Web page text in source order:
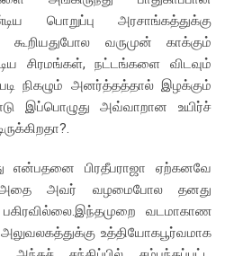
பொறுப்பு அரசாங்கத்துக்கு
கூறியதுபோல வருமுன் காக்கும்
சிரமங்கள், நட்டங்களை விடவும்
நிகழும் அனர்த்தத்தால் இழக்கும்
இப்பொழுது அவ்வாறான உயிர்ச்
என்பதனை பிரதீபராஜா ஏற்கனவே
அவர் வழமைபோல தனது
வடமாகாண
உத்தியோகபூர்வமாக